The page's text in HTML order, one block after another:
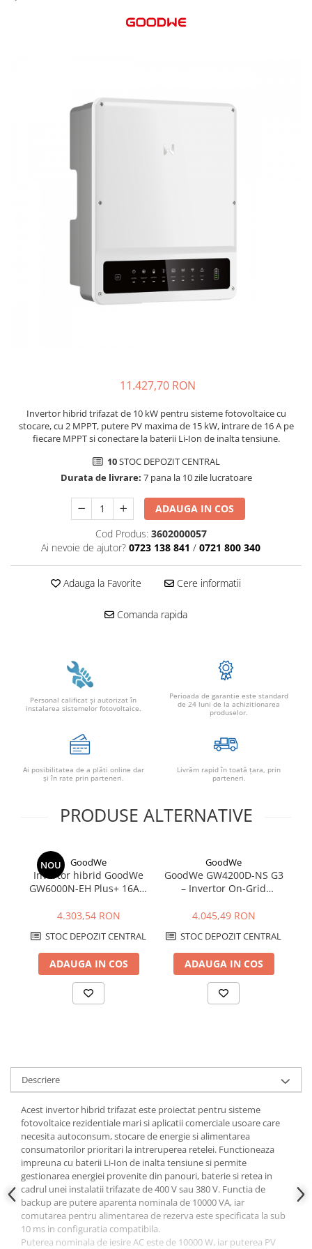
Conductori rigizi cupru
11.427,70 RON
Invertor hibrid trifazat de 10 kW pentru sisteme fotovoltaice cu
stocare, cu 2 MPPT, putere PV maxima de 15 kW, intrare de 16 A pe
fiecare MPPT si conectare la baterii Li-Ion de inalta tensiune.
10STOC DEPOZIT CENTRAL
Durata de livrare: 7 pana la 10 zile lucratoare
ADAUGA IN COS
Cod Produs: 3602000057
Ai nevoie de ajutor? 0723 138 841 / 0721 800 340
Adauga la Favorite Cere informatii
Comanda rapida
Personal calificat şi autorizat în
instalarea sistemelor fotovoltaice.
Perioada de garantie este standard
de 24 luni de la achizitionarea
produselor.
Ai posibilitatea de a plăti online dar
şi în rate prin parteneri.
Livrăm rapid în toată țara, prin
parteneri.
PRODUSE ALTERNATIVE
NOU GoodWe
Invertor hibrid GoodWe
GW6000N-EH Plus+ 16A 6
IP65
4.303,54 RON
STOC DEPOZIT CENTRAL
ADAUGA IN COS
GoodWe
GoodWe GW4200D-NS G3
– Invertor On-Grid
Eficiență 97.8%
4.045,49 RON
STOC DEPOZIT CENTRAL
ADAUGA IN COS
Descriere
Acest invertor hibrid trifazat este proiectat pentru sisteme
fotovoltaice rezidentiale mari si aplicatii comerciale usoare care
necesita autoconsum, stocare de energie si alimentarea
consumatorilor prioritari la intreruperea retelei. Functioneaza
impreuna cu baterii Li-Ion de inalta tensiune si permite
gestionarea energiei provenite din panouri, baterie si retea in
cadrul unei instalatii trifazate de 400 V sau 380 V. Functia de
backup are putere aparenta nominala de 10000 VA, iar
comutarea pentru alimentarea de rezerva este specificata la sub
10 ms in configuratia compatibila.
Puterea nominala de iesire AC este de 10000 W, iar puterea PV